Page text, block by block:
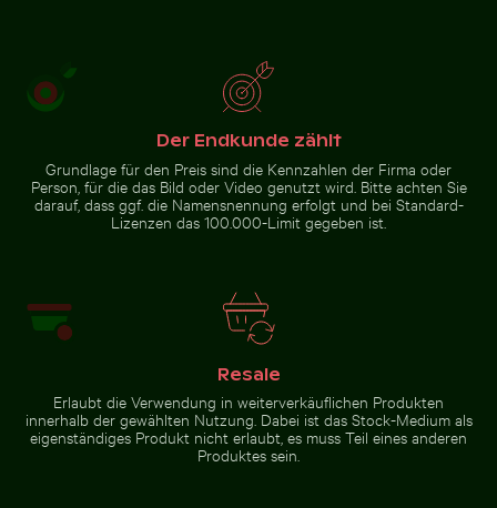
Maschendrahtzaun
Zur Stock-Kollektion
Der Endkunde zählt
Grundlage für den Preis sind die Kennzahlen der Firma oder
Person, für die das Bild oder Video genutzt wird. Bitte achten Sie
darauf, dass ggf. die Namensnennung erfolgt und bei Standard-
Lizenzen das 100.000-Limit gegeben ist.
Resale
Erlaubt die Verwendung in weiterverkäuflichen Produkten
innerhalb der gewählten Nutzung. Dabei ist das Stock-Medium als
eigenständiges Produkt nicht erlaubt, es muss Teil eines anderen
Produktes sein.